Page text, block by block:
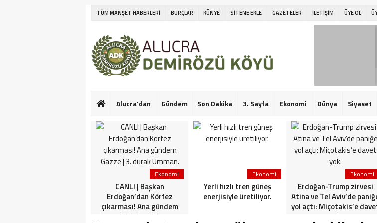
TÜM MANŞET HABERLERİ BURÇLAR KÜNYE SİTENE EKLE GAZETELER İLETİŞİM ÜYE OL
Alucra’dan Gündem Son Dakika 3. Sayfa Ekonomi Dünya Siyaset
Ekonomi
CANLI | Başkan
Erdoğan’dan Körfez
çıkarması! Ana gündem
Gazze | 3. durak Umman.
Ekonomi
Yerli hızlı tren güneş
enerjisiyle üretiliyor.
Ekonomi
Erdoğan-Trump zirvesi
Atina ve Tel Aviv’de
yol açtı: Miçotakis’e
yok.